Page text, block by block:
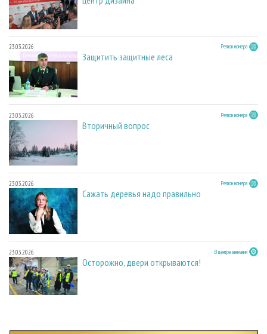
23.03.2026 Регион номера
Защитить защитные леса
23.03.2026 Регион номера
Вторичный вопрос
23.03.2026 Регион номера
Сажать деревья надо правильно
23.03.2026 В центре внимания
Осторожно, двери открываются!